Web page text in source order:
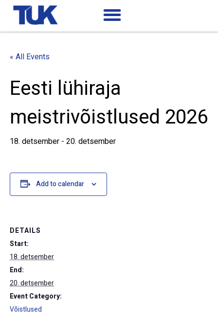
« All Events
Eesti lühiraja
meistrivõistlused 2026
18. detsember - 20. detsember
Add to calendar
DETAILS
Start:
18. detsember
End:
20. detsember
Event Category:
Võistlused